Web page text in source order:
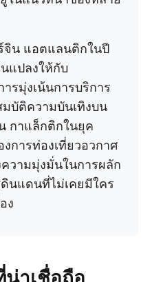
จิน แอตแลนติกในปี
แปลงให้กับ
รมุ่งเน้นการบริการ
บัติความบันเทิงบน
กาแล็กติกในยุค
การท่องเที่ยวอวกาศ
วามมุ่งมั่นในการผลัก
นแดนที่ไม่เคยมีใคร
ง
าเชื่อถือ